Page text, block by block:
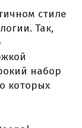
стиле
Так,
набор
которых